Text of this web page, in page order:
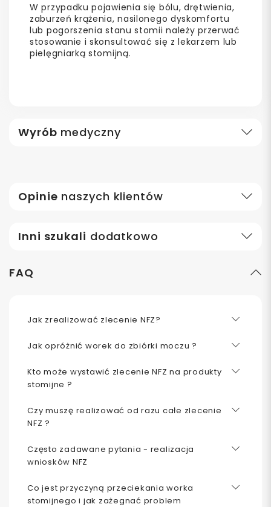
W przypadku pojawienia się bólu, drętwienia,
zaburzeń krążenia, nasilonego dyskomfortu
lub pogorszenia stanu stomii należy przerwać
stosowanie i skonsultować się z lekarzem lub
pielęgniarką stomijną.
Wyrób medyczny
Opinie naszych klientów
Inni szukali dodatkowo
FAQ
Jak zrealizować zlecenie NFZ?
Jak opróżnić worek do zbiórki moczu ?
Kto może wystawić zlecenie NFZ na produkty
stomijne ?
Czy muszę realizować od razu całe zlecenie
NFZ ?
Często zadawane pytania - realizacja
wniosków NFZ
Co jest przyczyną przeciekania worka
stomijnego i jak zażegnać problem